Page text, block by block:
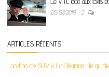
05/02/2019 2
ARTICLES RÉCENTS
Location de SUV à La Réunion : le